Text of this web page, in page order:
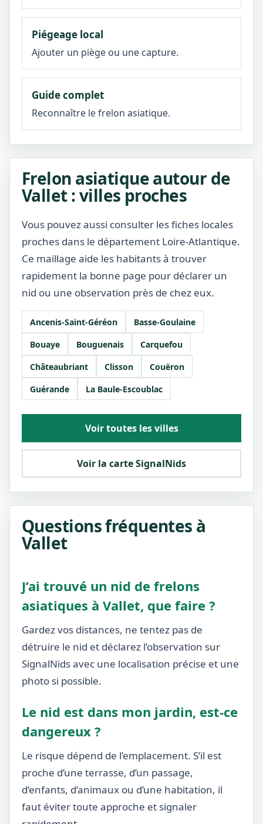
Piégeage local
Ajouter un piège ou une capture.
Guide complet
Reconnaître le frelon asiatique.
Frelon asiatique autour de
Vallet : villes proches
Vous pouvez aussi consulter les fiches locales
proches dans le département Loire-Atlantique.
Ce maillage aide les habitants à trouver
rapidement la bonne page pour déclarer un
nid ou une observation près de chez eux.
Ancenis-Saint-Géréon
Basse-Goulaine
Bouaye
Bouguenais
Carquefou
Châteaubriant
Clisson
Couëron
Guérande
La Baule-Escoublac
Voir toutes les villes
Voir la carte SignalNids
Questions fréquentes à
Vallet
J’ai trouvé un nid de frelons
asiatiques à Vallet, que faire ?
Gardez vos distances, ne tentez pas de
détruire le nid et déclarez l’observation sur
SignalNids avec une localisation précise et une
photo si possible.
Le nid est dans mon jardin, est-ce
dangereux ?
Le risque dépend de l’emplacement. S’il est
proche d’une terrasse, d’un passage,
d’enfants, d’animaux ou d’une habitation, il
faut éviter toute approche et signaler